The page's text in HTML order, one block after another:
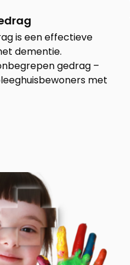
is een effectieve
dementie.
gedrag –
met